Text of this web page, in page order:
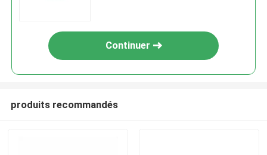
Continuer
produits recommandés